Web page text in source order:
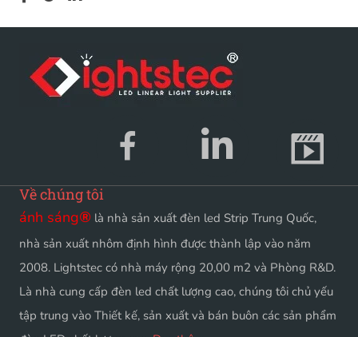
Về chúng tôi
ánh sáng® là nhà sản xuất đèn led Strip Trung Quốc,
nhà sản xuất nhôm định hình được thành lập vào năm
2008. Lightstec có nhà máy rộng 20,00 m2 và Phòng R&D.
Là nhà cung cấp đèn led chất lượng cao, chúng tôi chủ yếu
tập trung vào Thiết kế, sản xuất và bán buôn các sản phẩm